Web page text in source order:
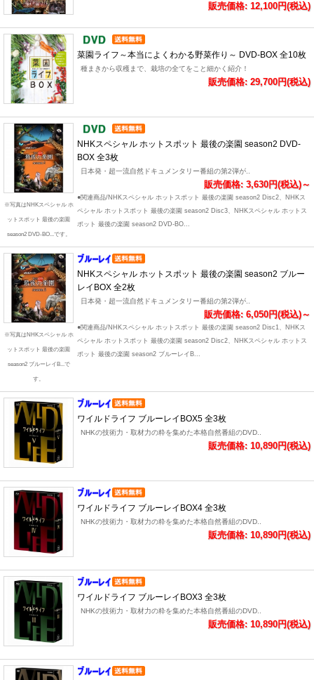
販売価格: 12,100円(税込)
菜園ライフ～本当によくわかる野菜作り～ DVD-BOX 全10枚
種まきから収穫まで、栽培の全てをこと細かく紹介！
販売価格: 29,700円(税込)
※写真はNHKスペシャル ホ
ットスポット 最後の楽園
season2 DVD-BO...です。
NHKスペシャル ホットスポット 最後の楽園 season2 DVD-
BOX 全3枚
日本発・超一流自然ドキュメンタリー番組の第2弾が..
販売価格: 3,630円(税込)～
●関連商品/NHKスペシャル ホットスポット 最後の楽園 season2 Disc2、NHKス
ペシャル ホットスポット 最後の楽園 season2 Disc3、NHKスペシャル ホットス
ポット 最後の楽園 season2 DVD-BO...
※写真はNHKスペシャル ホ
ットスポット 最後の楽園
season2 ブルーレイB...で
す。
NHKスペシャル ホットスポット 最後の楽園 season2 ブルー
レイBOX 全2枚
日本発・超一流自然ドキュメンタリー番組の第2弾が..
販売価格: 6,050円(税込)～
●関連商品/NHKスペシャル ホットスポット 最後の楽園 season2 Disc1、NHKス
ペシャル ホットスポット 最後の楽園 season2 Disc2、NHKスペシャル ホットス
ポット 最後の楽園 season2 ブルーレイB...
ワイルドライフ ブルーレイBOX5 全3枚
NHKの技術力・取材力の粋を集めた本格自然番組のDVD..
販売価格: 10,890円(税込)
ワイルドライフ ブルーレイBOX4 全3枚
NHKの技術力・取材力の粋を集めた本格自然番組のDVD..
販売価格: 10,890円(税込)
ワイルドライフ ブルーレイBOX3 全3枚
NHKの技術力・取材力の粋を集めた本格自然番組のDVD..
販売価格: 10,890円(税込)